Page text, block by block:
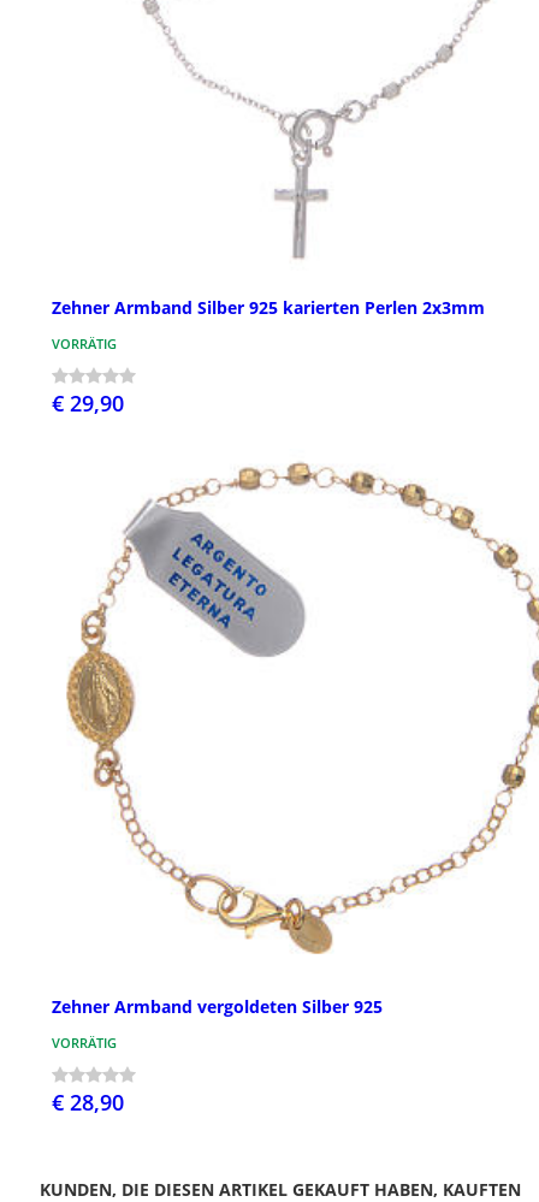
Zehner Armband Silber 925 karierten Perlen 2x3mm
VORRÄTIG
€ 29,90
Zehner Armband vergoldeten Silber 925
VORRÄTIG
€ 28,90
KUNDEN, DIE DIESEN ARTIKEL GEKAUFT HABEN, KAUFTEN